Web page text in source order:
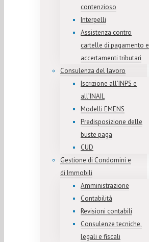
contenzioso
Interpelli
Assistenza contro
cartelle di pagamento e
accertamenti tributari
Consulenza del lavoro
Iscrizione all’INPS e
all’INAIL
Modelli EMENS
Predisposizione delle
buste paga
CUD
Gestione di Condomini e
di Immobili
Amministrazione
Contabilità
Revisioni contabili
Consulenze tecniche,
legali e fiscali